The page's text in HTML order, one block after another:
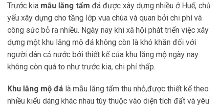
Trước kia mẫu lăng tẩm đá được xây dựng nhiều ở Huế, chủ
yếu xây dựng cho tầng lớp vua chúa và quan bởi chi phí và
công sức bỏ ra nhiều. Ngày nay khi xã hội phát triển việc xây
dựng một khu lăng mộ đá không còn là khó khăn đối với
người dân cả nước bởi thiết kế của khu lăng mộ ngày nay
không còn quá to như trước kia, chi phí thấp.
Khu lăng mộ đá là mẫu lăng tẩm thu nhỏ,được thiết kế theo
nhiều kiểu dáng khác nhau tùy thuộc vào diện tích đất và yêu